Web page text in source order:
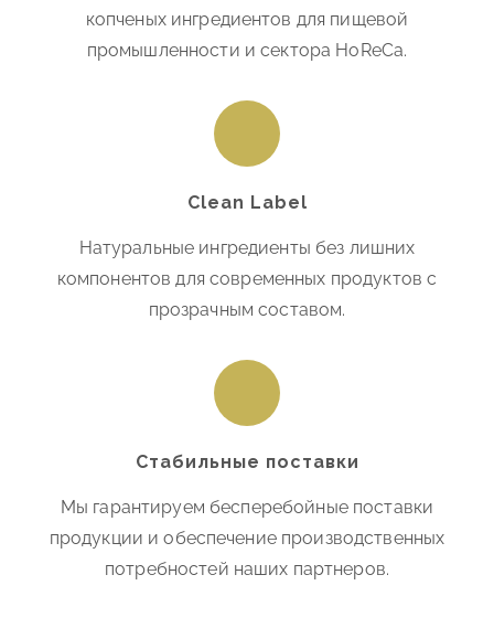
копченых ингредиентов для пищевой
промышленности и сектора HoReCa.
Clean Label
Натуральные ингредиенты без лишних
компонентов для современных продуктов с
прозрачным составом.
Стабильные поставки
Мы гарантируем бесперебойные поставки
продукции и обеспечение производственных
потребностей наших партнеров.